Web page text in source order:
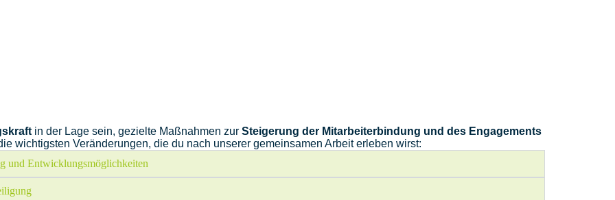
in der Lage sein, gezielte Maßnahmen zur Steigerung der Mitarbeiterbindung und des Engagements
wichtigsten Veränderungen, die du nach unserer gemeinsamen Arbeit erleben wirst:
und Entwicklungsmöglichkeiten